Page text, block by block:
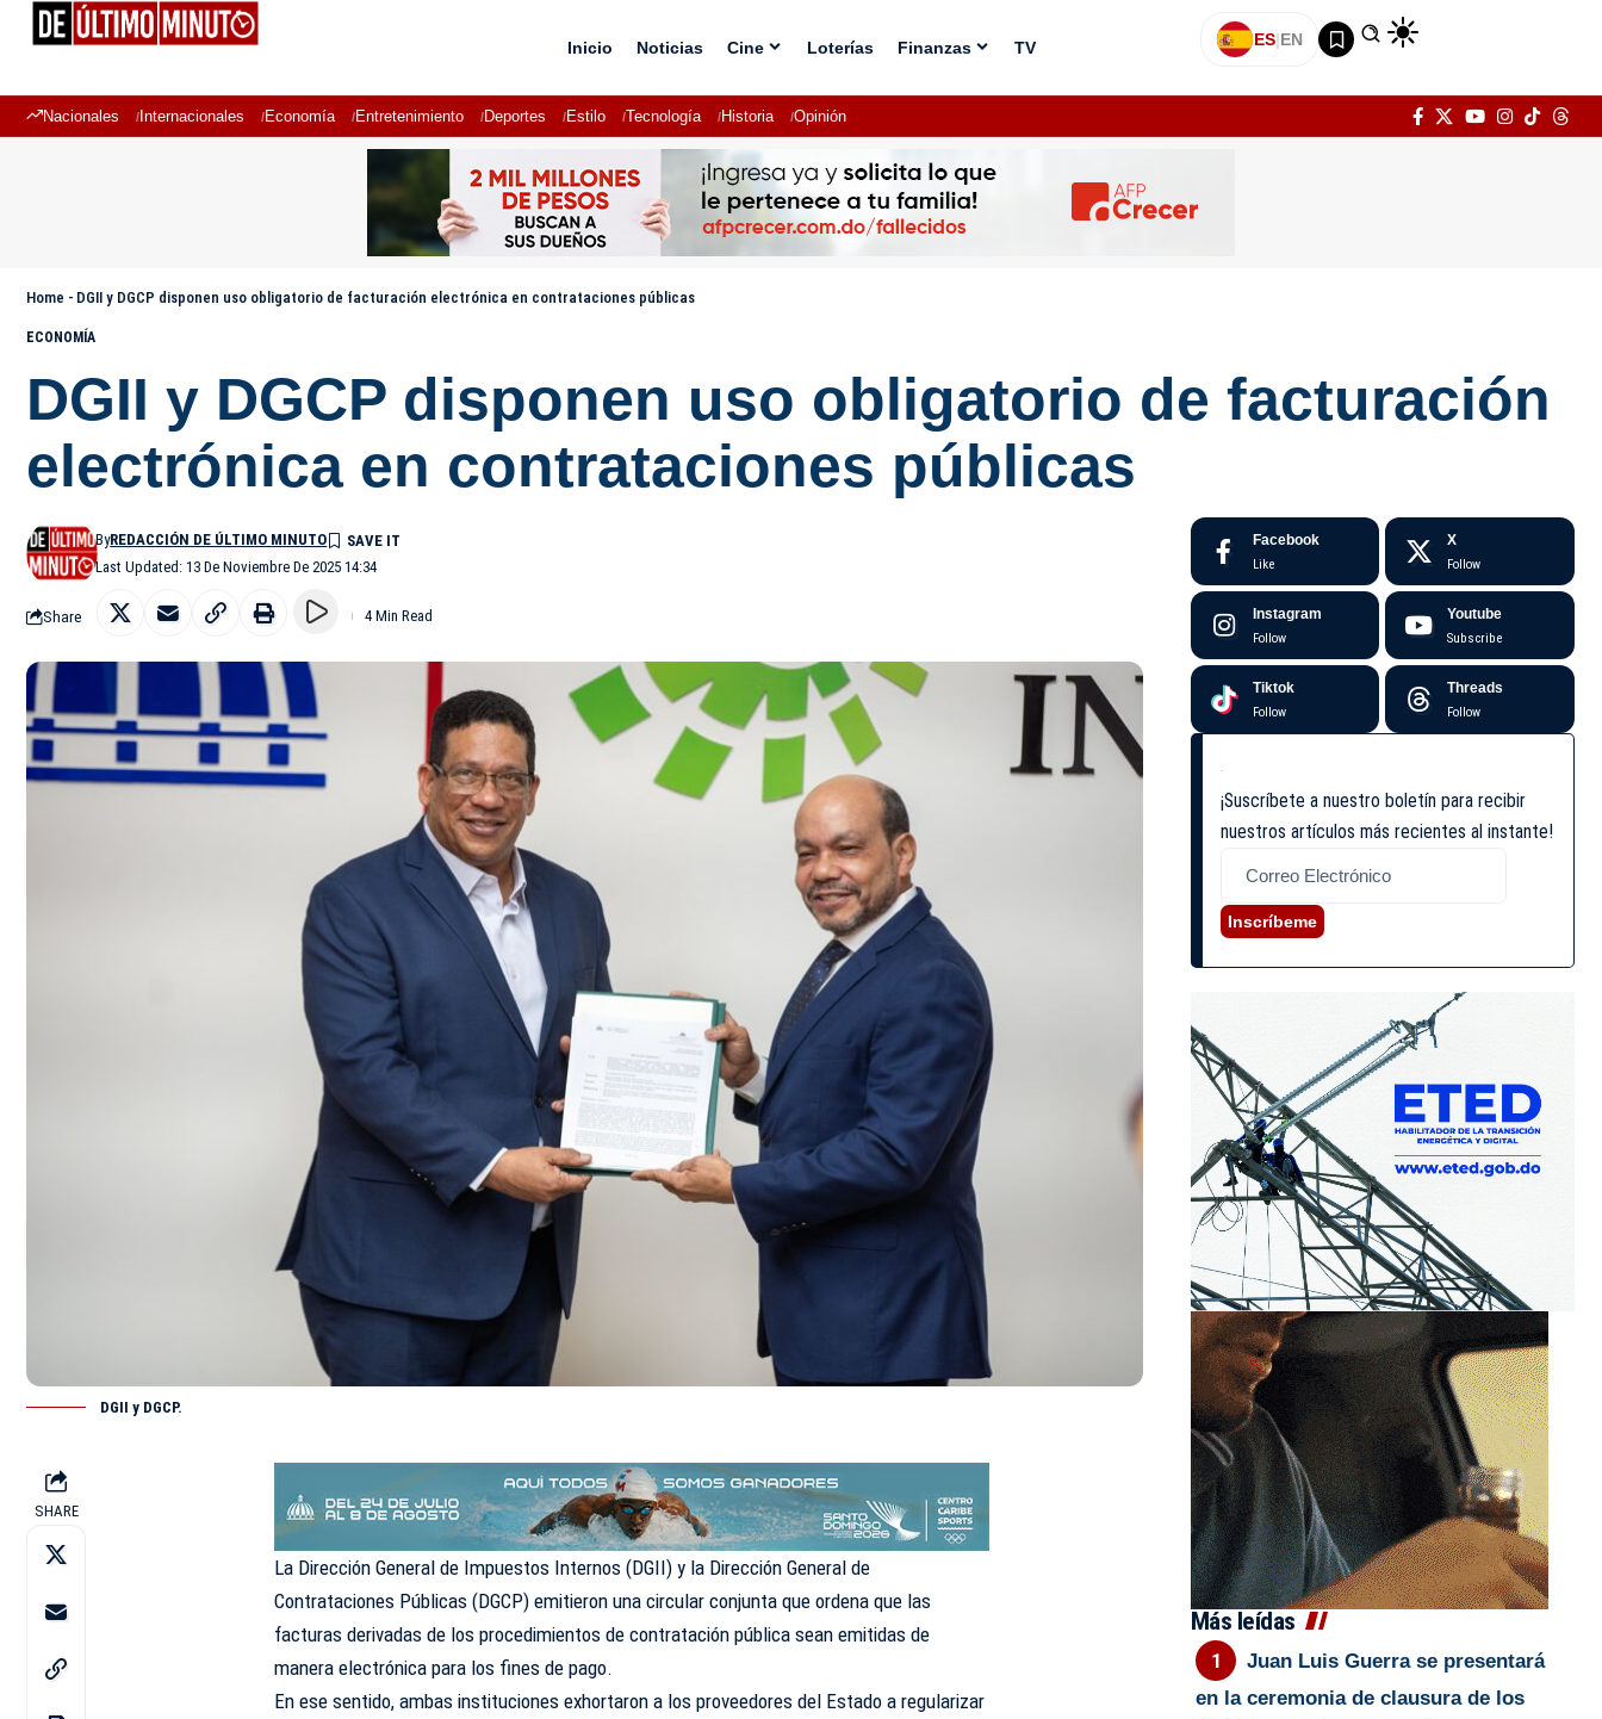
Inicio Noticias Cine Loterías Finanzas TV ES|EN
Nacionales Internacionales Economía Entretenimiento Deportes Estilo Tecnología Historia Opinión
Home - DGII y DGCP disponen uso obligatorio de facturación electrónica en contrataciones públicas
ECONOMÍA
DGII y DGCP disponen uso obligatorio de facturación
electrónica en contrataciones públicas
Last Updated: 13 De Noviembre De 2025 14:34
ByREDACCIÓN DE ÚLTIMO MINUTO
Share 4 Min Read
DGII y DGCP.
SHARE
La Dirección General de Impuestos Internos (DGII) y la Dirección General de
Contrataciones Públicas (DGCP) emitieron una circular conjunta que ordena que las
facturas derivadas de los procedimientos de contratación pública sean emitidas de
manera electrónica para los fines de pago.
En ese sentido, ambas instituciones exhortaron a los proveedores del Estado a regularizar
Facebook
Like
X
Follow
Instagram
Follow
Youtube
Subscribe
Tiktok
Follow
Threads
Follow
¡Suscríbete a nuestro boletín para recibir
nuestros artículos más recientes al instante!
Inscríbeme
Más leídas
Juan Luis Guerra se presentará
en la ceremonia de clausura de los